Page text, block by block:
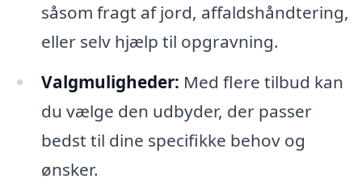
såsom fragt af jord, affaldshåndtering,
eller selv hjælp til opgravning.
Valgmuligheder: Med flere tilbud kan
du vælge den udbyder, der passer
bedst til dine specifikke behov og
ønsker.